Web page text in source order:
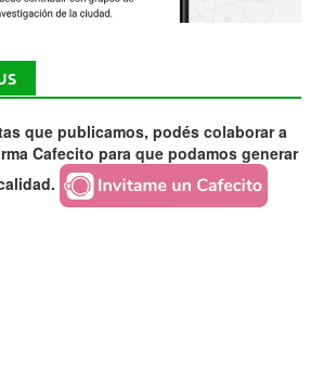
que publicamos, podés colaborar a
Cafecito para que podamos generar